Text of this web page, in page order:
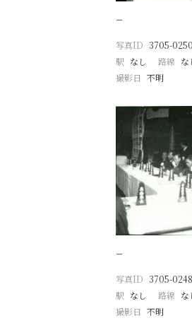
−
写真ID 3705-
駅 なし 路線 な
撮影日 不明
−
写真ID 3705-
駅 なし 路線 な
撮影日 不明